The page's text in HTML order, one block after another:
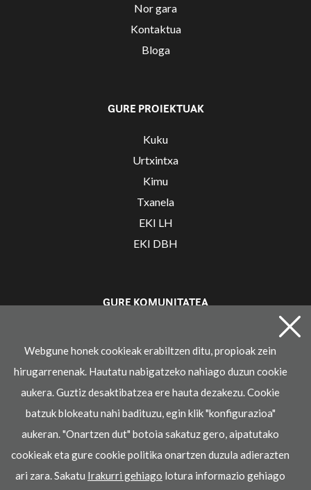
Nor gara
Kontaktua
Bloga
GURE PROIEKTUAK
Kuku
Urtxintxa
Kimu
Txanela
EKI LH
EKI DBH
GURE KOMUNITATEA
Lege oharra Pribatasun-politika Cookie politika
© 2021 Ikaselkar
Webgune honek cookieak erabiltzen ditu, propioak zein
hirugarrenenak. Hautatu nabigatzeko nahiago duzun cookie
aukera. Guztiz desaktibatzea ere hauta dezakezu. Cookie
batzuk blokeatu nahi badituzu, egin klik "konfigurazioa"
aukeran. "Onartzen dut" botoia sakatuz gero, aipatutako
cookieak eta gure cookie politika onartzen duzula adierazten
ari zara. Sakatu Irakurri gehiago lotura informazio gehiago